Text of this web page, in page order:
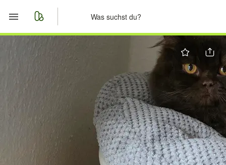
Start
Merkliste
Nachrichten
Anzeige aufgeben